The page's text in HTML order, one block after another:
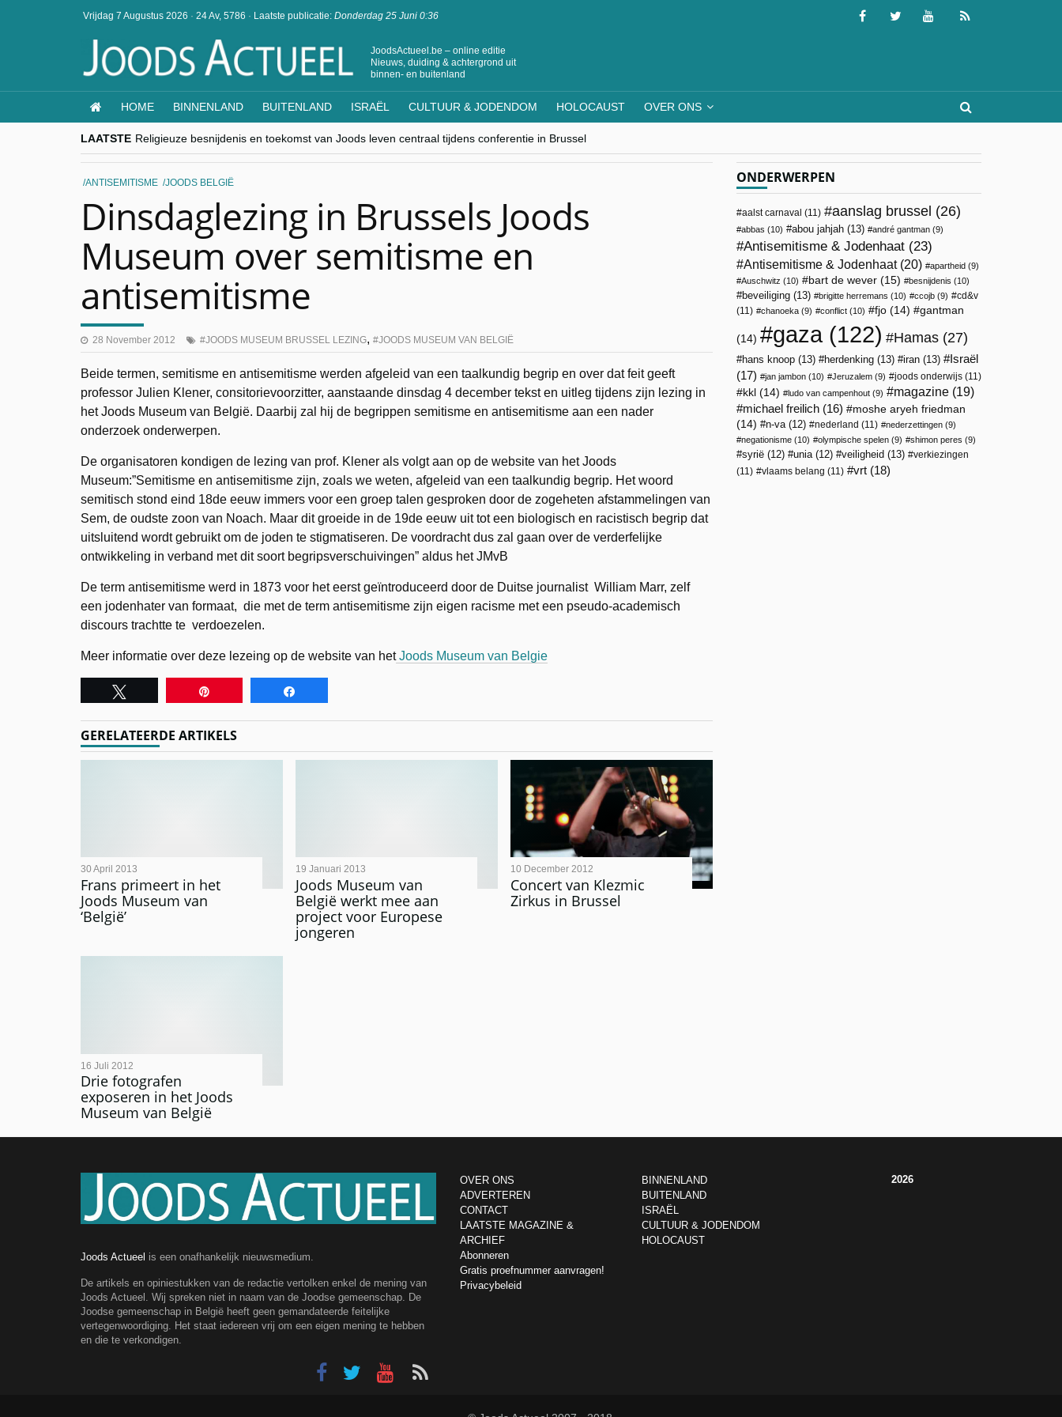
Vrijdag 7 Augustus 2026 · 24 Av, 5786 · Laatste publicatie: Donderdag 25 Juni 0:36
JoodsActueel.be – online editie
Nieuws, duiding & achtergrond uit
binnen- en buitenland
HOME BINNENLAND BUITENLAND ISRAËL CULTUUR & JODENDOM HOLOCAUST OVER ONS
LAATSTE Religieuze besnijdenis en toekomst van Joods leven centraal tijdens conferentie in Brussel
“Besnijdenisdebat toont hoe moeilijk seculiere Westen minderheden begrijpt”, Jinnih Beels (Vooruit)
CITYTRIP | ROEMENIË – Boekarest: de verrassing van Oost-Europa
“Vandaag zit elke Jood in België op de beklaagdenbank”
ANTISEMITISME JOODS BELGIË
Dinsdaglezing in Brussels Joods
Museum over semitisme en
antisemitisme
28 November 2012 JOODS MUSEUM BRUSSEL LEZING, JOODS MUSEUM VAN BELGIË
Beide termen, semitisme en antisemitisme werden afgeleid van een taalkundig begrip en over dat feit geeft
professor Julien Klener, consitorievoorzitter, aanstaande dinsdag 4 december tekst en uitleg tijdens zijn lezing in
het Joods Museum van België. Daarbij zal hij de begrippen semitisme en antisemitisme aan een nader
onderzoek onderwerpen.
De organisatoren kondigen de lezing van prof. Klener als volgt aan op de website van het Joods
Museum:”Semitisme en antisemitisme zijn, zoals we weten, afgeleid van een taalkundig begrip. Het woord
semitisch stond eind 18de eeuw immers voor een groep talen gesproken door de zogeheten afstammelingen van
Sem, de oudste zoon van Noach. Maar dit groeide in de 19de eeuw uit tot een biologisch en racistisch begrip dat
uitsluitend wordt gebruikt om de joden te stigmatiseren. De voordracht dus zal gaan over de verderfelijke
ontwikkeling in verband met dit soort begripsverschuivingen” aldus het JMvB
De term antisemitisme werd in 1873 voor het eerst geïntroduceerd door de Duitse journalist William Marr, zelf
een jodenhater van formaat, die met de term antisemitisme zijn eigen racisme met een pseudo-academisch
discours trachtte te verdoezelen.
Meer informatie over deze lezeing op de website van hetJoods Museum van Belgie
GERELATEERDE ARTIKELS
Frans primeert in het
Joods Museum van
‘België’
30 April 2013
Joods Museum van
België werkt mee aan
project voor Europese
jongeren
19 Januari 2013
Concert van Klezmic
Zirkus in Brussel
10 December 2012
Drie fotografen
exposeren in het Joods
Museum van België
16 Juli 2012
ONDERWERPEN
aalst carnaval (11) aanslag brussel (26)
abbas (10) abou jahjah (13) andré gantman (9)
Antisemitisme & Jodenhaat (23)
Antisemitisme & Jodenhaat(20) apartheid (9)
Auschwitz (10) bart de wever (15) besnijdenis (10)
beveiliging (13) brigitte herremans (10) ccojb (9)
cd&v
(11)
chanoeka (9) conflict (10) fjo (14) gantman
(14) gaza(122) Hamas (27)
hans knoop (13) herdenking (13) iran (13)
Israël
(17)
jan jambon (10) Jeruzalem (9) joods onderwijs (11)
kkl (14) ludo van campenhout (9) magazine (19)
michael freilich (16)
moshe aryeh friedman
(14)
n-va(12) nederland (11) nederzettingen (9)
negationisme (10) olympische spelen (9) shimon peres (9)
syrië (12) unia(12) veiligheid (13)
verkiezingen
(11)
vlaams belang (11) vrt (18)
Joods Actueel is een onafhankelijk nieuwsmedium.
De artikels en opiniestukken van de redactie vertolken enkel de mening van
Joods Actueel. Wij spreken niet in naam van de Joodse gemeenschap. De
Joodse gemeenschap in België heeft geen gemandateerde feitelijke
vertegenwoordiging. Het staat iedereen vrij om een eigen mening te hebben
en die te verkondigen.
OVER ONS
ADVERTEREN
CONTACT
LAATSTE MAGAZINE &
ARCHIEF
Abonneren
Gratis proefnummer aanvragen!
Privacybeleid
BINNENLAND
BUITENLAND
ISRAËL
CULTUUR & JODENDOM
HOLOCAUST
2026